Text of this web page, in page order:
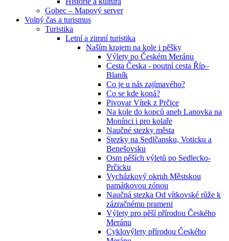
Gobec – Mapový server
Volný čas a turismus
Turistika
Letní a zimní turistika
Naším krajem na kole i pěšky
Výlety po Českém Meránu
Cesta Česka - poutní cesta Říp–
Blaník
Co je u nás zajímavého?
Co se kde koná?
Pivovar Vítek z Prčice
Na kole do kopců aneb Lanovka na
Monínci i pro kolaře
Naučné stezky města
Stezky na Sedlčansku, Voticku a
Benešovsku
Osm pěších výletů po Sedlecko-
Prčicku
Vycházkový okruh Městskou
památkovou zónou
Naučná stezka Od vítkovské růže k
zázračnému prameni
Výlety pro pěší přírodou Českého
Meránu
Cyklovýlety přírodou Českého